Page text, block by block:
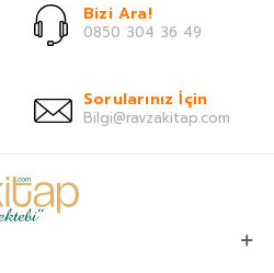
Bizi Ara!
0850 304 36 49
Sorularınız İçin
Bilgi@ravzakitap.com